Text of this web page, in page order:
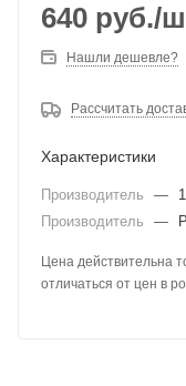
640 руб./
Нашли дешевле?
Рассчитать
Характеристики
Производитель —
Производитель
—
Цена действительна
отличаться от цен в